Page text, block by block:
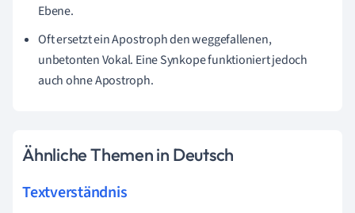
Ebene.
Oft ersetzt ein Apostroph den weggefallenen,
unbetonten Vokal. Eine Synkope funktioniert jedoch
auch ohne Apostroph.
Ähnliche Themen in Deutsch
Textverständnis